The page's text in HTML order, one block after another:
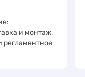
и монтаж,
регламентное